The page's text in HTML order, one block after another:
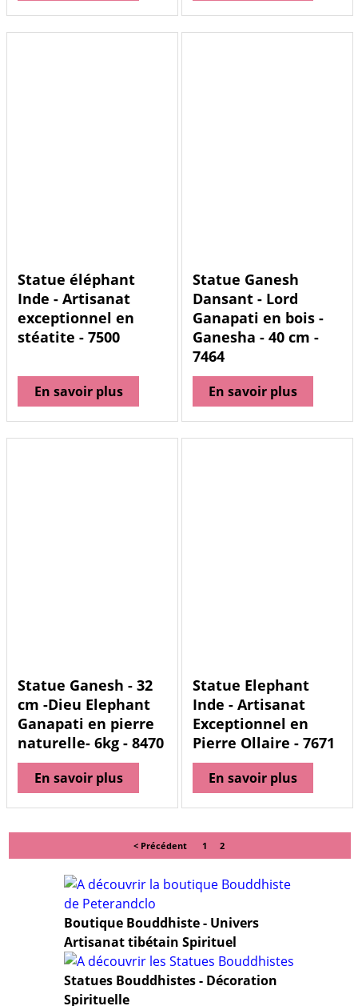
Statue éléphant
Inde - Artisanat
exceptionnel en
stéatite - 7500
En savoir plus
Statue Ganesh
Dansant - Lord
Ganapati en bois -
Ganesha - 40 cm -
7464
En savoir plus
Statue Ganesh - 32
cm -Dieu Elephant
Ganapati en pierre
naturelle- 6kg - 8470
En savoir plus
Statue Elephant
Inde - Artisanat
Exceptionnel en
Pierre Ollaire - 7671
En savoir plus
< Précédent 1 2
Boutique Bouddhiste - Univers
Artisanat tibétain Spirituel
Statues Bouddhistes - Décoration
Spirituelle